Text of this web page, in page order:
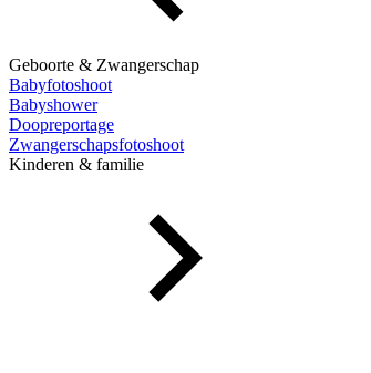
Geboorte & Zwangerschap
Babyfotoshoot
Babyshower
Doopreportage
Zwangerschapsfotoshoot
Kinderen & familie